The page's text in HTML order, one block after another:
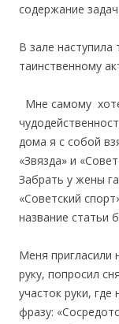
содержание
В зале
таинственному
Мне самому
дома я с собой
«Звязда» и
Забрать у жены
«Советский
название статьи
Меня
руку, попросил
участок руки,
фразу: